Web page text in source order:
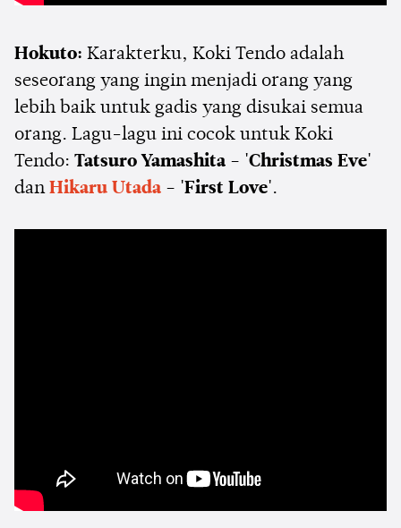
Hokuto: Karakterku, Koki Tendo adalah
seseorang yang ingin menjadi orang yang
lebih baik untuk gadis yang disukai semua
orang. Lagu-lagu ini cocok untuk Koki
Tendo: Tatsuro Yamashita - 'Christmas Eve'
dan Hikaru Utada - 'First Love'.